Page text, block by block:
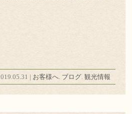
| お客様へ. ブログ. 観光情報